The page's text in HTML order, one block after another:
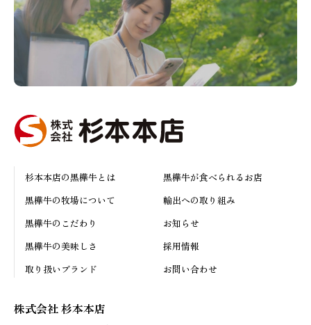
杉本本店の黒樺牛とは
黒樺牛が食べられるお店
黒樺牛の牧場について
輸出への取り組み
黒樺牛のこだわり
お知らせ
黒樺牛の美味しさ
採用情報
取り扱いブランド
お問い合わせ
株式会社 杉本本店